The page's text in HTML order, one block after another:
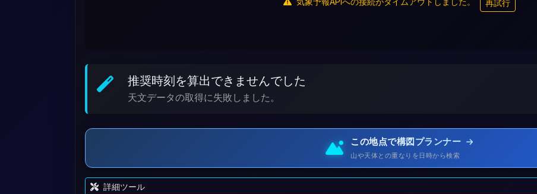
再試行
推奨時刻を算出できませんでした
天文データの取得に失敗しました。
この地点で構図プランナー
山や天体との重なりを日時から検索
詳細ツール